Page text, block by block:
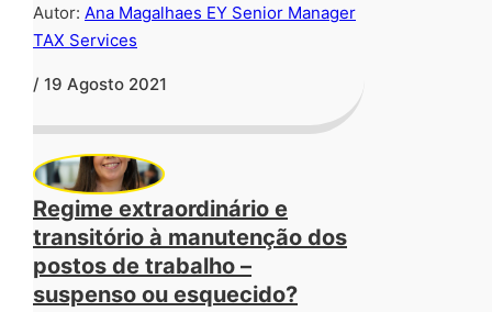
Autor: Ana Magalhaes EY Senior Manager
TAX Services
/ 19 Agosto 2021
Regime extraordinário e
transitório à manutenção dos
postos de trabalho –
suspenso ou esquecido?